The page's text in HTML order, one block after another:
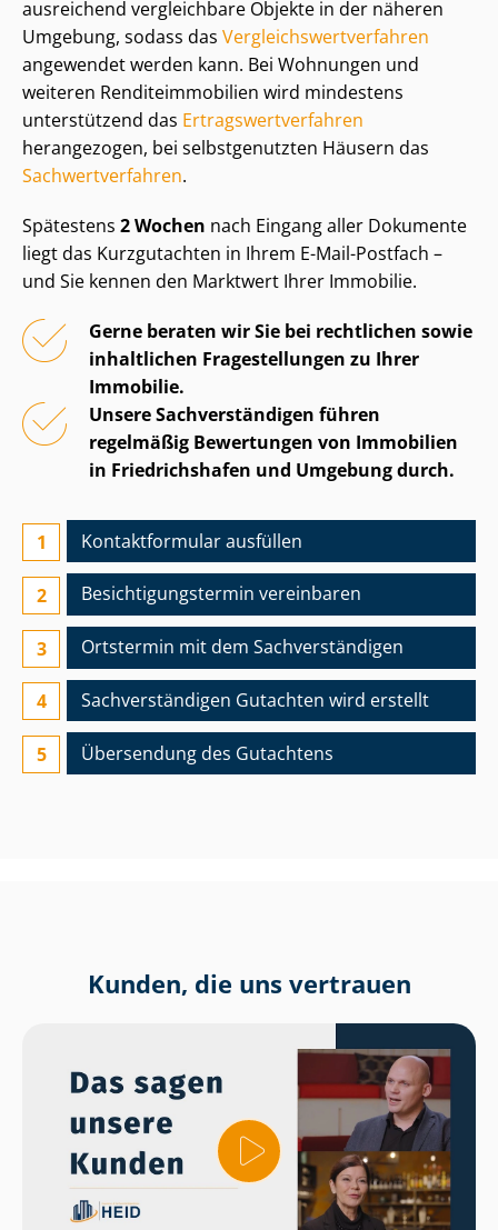
ausreichend vergleichbare Objekte in der näheren
Umgebung, sodass das Ver­gleichs­wert­ver­fah­ren
angewendet werden kann. Bei Wohnungen und
weiteren Ren­di­teim­mo­bi­li­en wird mindestens
unterstützend das Er­trags­wert­ver­fah­ren
herangezogen, bei selbstgenutzten Häusern das
Sach­wert­ver­fah­ren.
Spätestens 2 Wochen nach Eingang aller Dokumente
liegt das Kurzgutachten in Ihrem E-Mail-Postfach –
und Sie kennen den Marktwert Ihrer Immobilie.
Gerne beraten wir Sie bei rechtlichen sowie
inhaltlichen Fragestellungen zu Ihrer
Immobilie.
Unsere Sach­ver­stän­di­gen führen
regelmäßig Bewertungen von Immobilien
in Friedrichshafen und Umgebung durch.
Kontaktformular ausfüllen
Besichtigungs­termin vereinbaren
Ortstermin mit dem Sach­ver­stän­di­gen
Sach­ver­stän­di­gen Gutachten wird erstellt
Übersendung des Gutachtens
Kunden, die uns vertrauen